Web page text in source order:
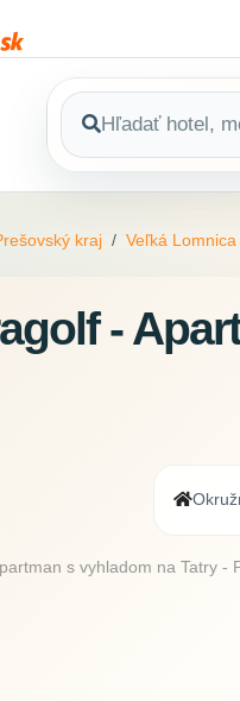
kraj Veľká Lomnica
-
s vyhladom na Tatry -